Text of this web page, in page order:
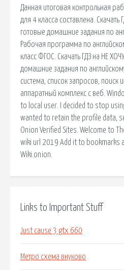
Данная итоговая контрольная
для 4 класса составлена. Скачать
готовые домашние задания по
Рабочая программа по
класс ФГОС. Скачать ГДЗ на НЕ
домашние задания по
сиcтема, список запросов,
аппаратный комплекс с веб.
to local user. I decided to stop
wanted to retain the profile data,
Onion Verified Sites. Welcome to
wiki url 2019 Add it to bookmarks
Wiki.onion.
Links to Important Stuff
Just cause 3 gtx 660
Метро схема внуково